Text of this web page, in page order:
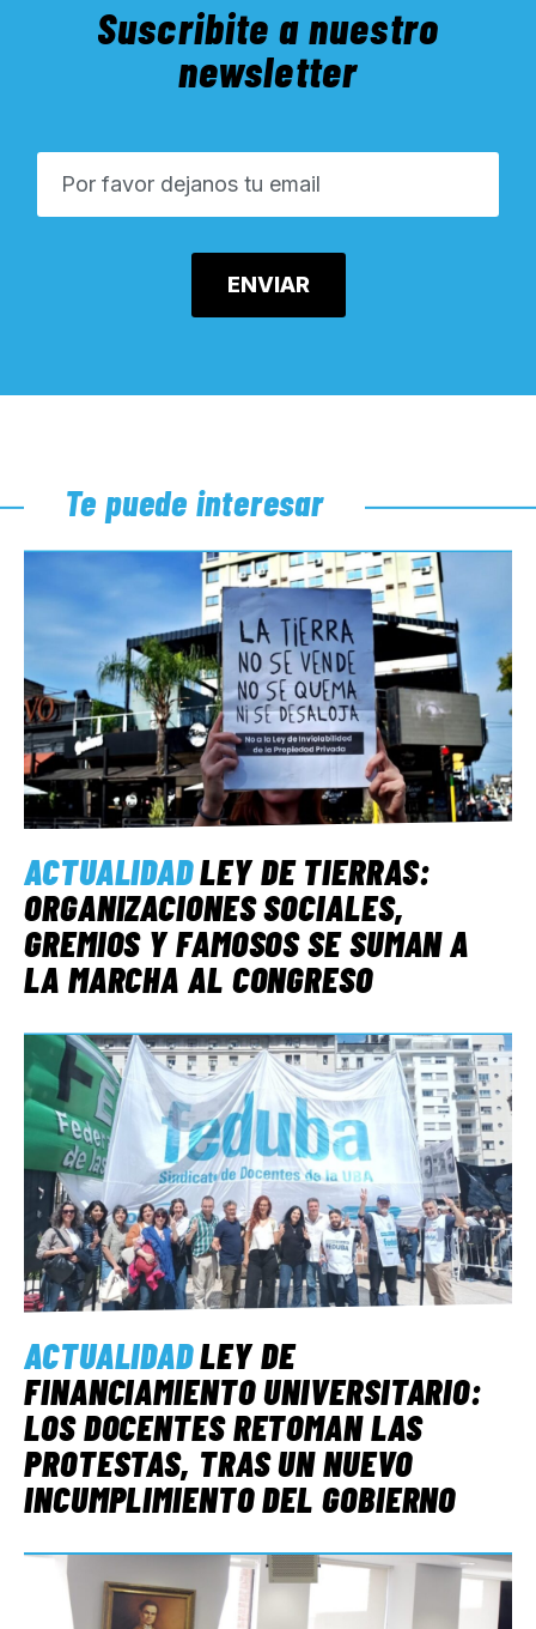
Suscribite a nuestro
newsletter
Te puede interesar
ACTUALIDADLEY DE TIERRAS:
ORGANIZACIONES SOCIALES,
GREMIOS Y FAMOSOS SE SUMAN A
LA MARCHA AL CONGRESO
ACTUALIDADLEY DE
FINANCIAMIENTO UNIVERSITARIO:
LOS DOCENTES RETOMAN LAS
PROTESTAS, TRAS UN NUEVO
INCUMPLIMIENTO DEL GOBIERNO